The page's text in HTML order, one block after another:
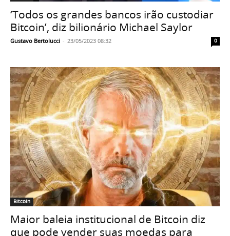
‘Todos os grandes bancos irão custodiar
Bitcoin’, diz bilionário Michael Saylor
Gustavo Bertolucci - 23/05/2023 08:32 0
Bitcoin
Maior baleia institucional de Bitcoin diz
que pode vender suas moedas para